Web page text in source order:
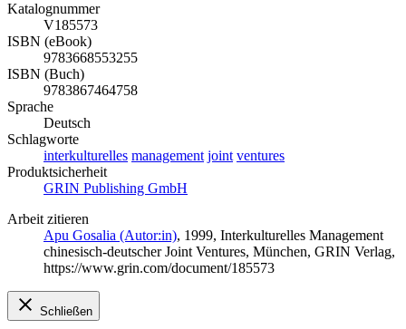
Katalognummer
V185573
ISBN (eBook)
9783668553255
ISBN (Buch)
9783867464758
Sprache
Deutsch
Schlagworte
interkulturelles management joint ventures
Produktsicherheit
GRIN Publishing GmbH
Arbeit zitieren
Apu Gosalia (Autor:in), 1999, Interkulturelles Management
chinesisch-deutscher Joint Ventures, München, GRIN Verlag,
https://www.grin.com/document/185573
Schließen